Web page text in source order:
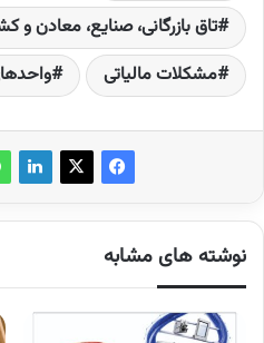
تاق بازرگانی، صنایع، معادن و
مشکلات مالیاتی
نوشته های مشابه